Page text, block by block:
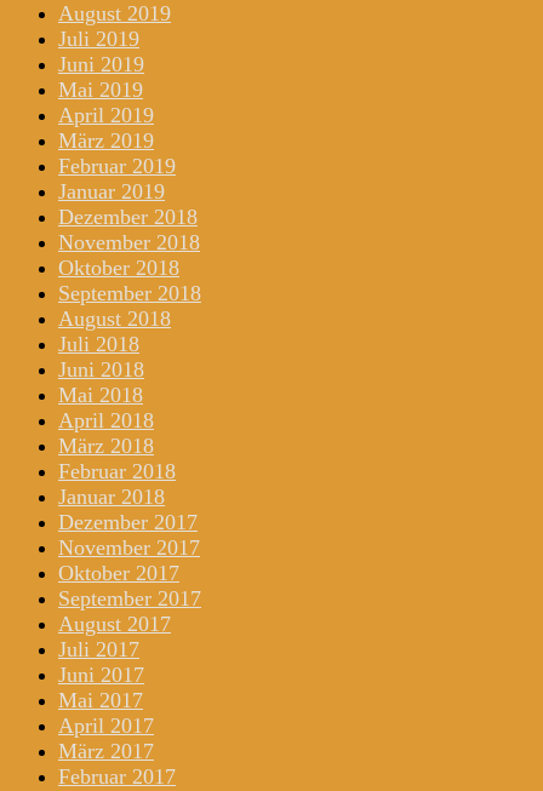
August 2019
Juli 2019
Juni 2019
Mai 2019
April 2019
März 2019
Februar 2019
Januar 2019
Dezember 2018
November 2018
Oktober 2018
September 2018
August 2018
Juli 2018
Juni 2018
Mai 2018
April 2018
März 2018
Februar 2018
Januar 2018
Dezember 2017
November 2017
Oktober 2017
September 2017
August 2017
Juli 2017
Juni 2017
Mai 2017
April 2017
März 2017
Februar 2017